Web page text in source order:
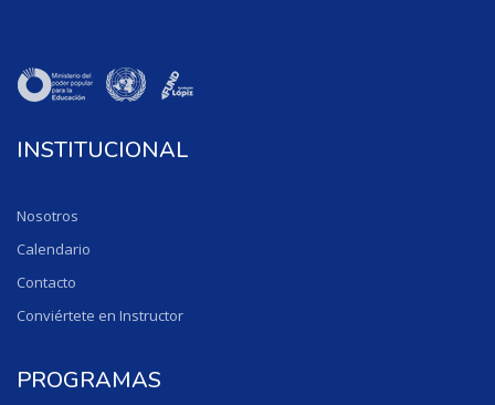
INSTITUCIONAL
Nosotros
Calendario
Contacto
Conviértete en Instructor
PROGRAMAS